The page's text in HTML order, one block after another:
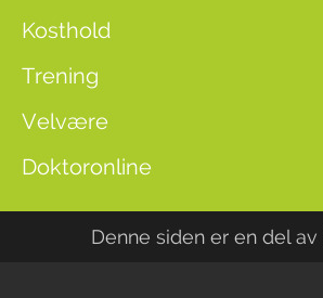
Kosthold
Trening
Velvære
Doktoronline
Denne siden er en del av